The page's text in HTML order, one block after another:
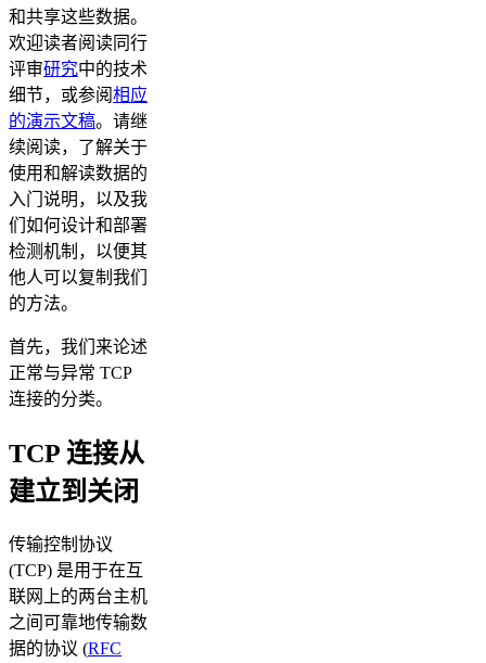
和共享这些数据。
欢迎读者阅读同行
评审研究中的技术
细节，或参阅相应
的演示文稿。请继
续阅读，了解关于
使用和解读数据的
入门说明，以及我
们如何设计和部署
检测机制，以便其
他人可以复制我们
的方法。
首先，我们来论述
正常与异常 TCP
连接的分类。
TCP 连接从
建立到关闭
传输控制协议
(TCP) 是用于在互
联网上的两台主机
之间可靠地传输数
据的协议 (RFC